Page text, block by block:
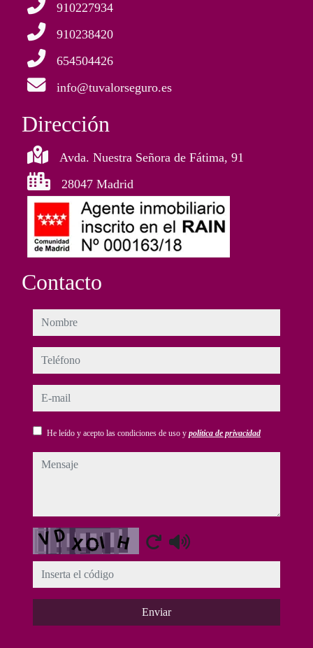
910227934
910238420
654504426
info@tuvalorseguro.es
Dirección
Avda. Nuestra Señora de Fátima, 91
28047 Madrid
Contacto
nombre
teléfono
e-mail
He leído y acepto las condiciones de uso y política de privacidad
mensaje
Captcha
Enviar